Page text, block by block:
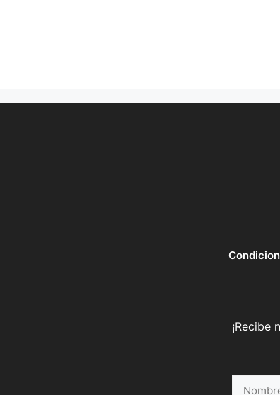
¡Recibe